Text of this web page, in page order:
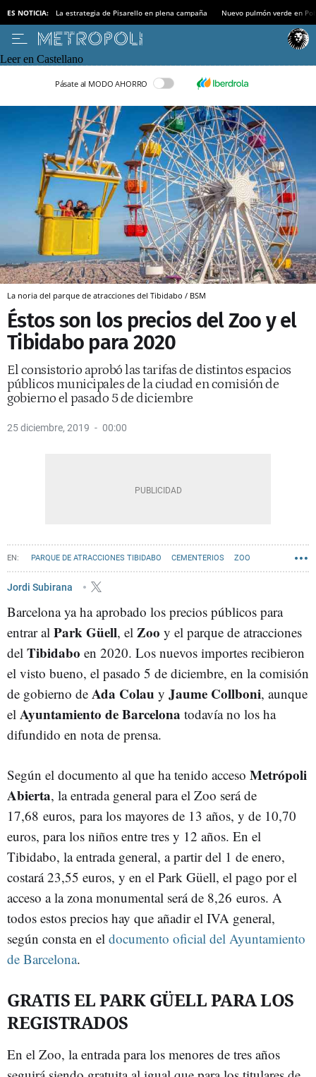
ES NOTICIA: La estrategia de Pisarello en plena campaña Nuevo pulmón verde en
Leer en Castellano
Pásate al MODO AHORRO
La noria del parque de atracciones del Tibidabo / BSM
Éstos son los precios del Zoo y el
Tibidabo para 2020
El consistorio aprobó las tarifas de distintos espacios
públicos municipales de la ciudad en comisión de
gobierno el pasado 5 de diciembre
25 diciembre, 2019 00:00
PARQUE DE ATRACCIONES TIBIDABO CEMENTERIOS ZOO
PARK GÜELL
Jordi Subirana
Barcelona ya ha aprobado los precios públicos para
entrar al Park Güell, el Zoo y el parque de atracciones
del Tibidabo en 2020. Los nuevos importes recibieron
el visto bueno, el pasado 5 de diciembre, en la comisión
de gobierno de Ada Colau y Jaume Collboni, aunque
el Ayuntamiento de Barcelona todavía no los ha
difundido en nota de prensa.
Según el documento al que ha tenido acceso Metrópoli
Abierta, la entrada general para el Zoo será de
17,68 euros, para los mayores de 13 años, y de 10,70
euros, para los niños entre tres y 12 años. En el
Tibidabo, la entrada general, a partir del 1 de enero,
costará 23,55 euros, y en el Park Güell, el pago por el
acceso a la zona monumental será de 8,26 euros. A
todos estos precios hay que añadir el IVA general,
según consta en el documento oficial del Ayuntamiento
de Barcelona.
GRATIS EL PARK GÜELL PARA LOS
REGISTRADOS
En el Zoo, la entrada para los menores de tres años